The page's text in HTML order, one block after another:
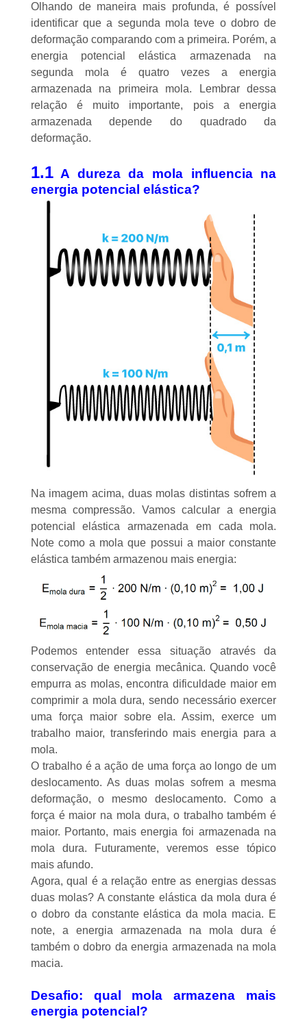
Olhando de maneira mais profunda, é possível
identificar que a segunda mola teve o dobro de
deformação comparando com a primeira. Porém, a
energia potencial elástica armazenada na
segunda mola é quatro vezes a energia
armazenada na primeira mola. Lembrar dessa
relação é muito importante, pois a energia
armazenada depende do quadrado da
deformação.
1.1A dureza da mola influencia na
energia potencial elástica?
Na imagem acima, duas molas distintas sofrem a
mesma compressão. Vamos calcular a energia
potencial elástica armazenada em cada mola.
Note como a mola que possui a maior constante
elástica também armazenou mais energia:
Podemos entender essa situação através da
conservação de energia mecânica. Quando você
empurra as molas, encontra dificuldade maior em
comprimir a mola dura, sendo necessário exercer
uma força maior sobre ela. Assim, exerce um
trabalho maior, transferindo mais energia para a
mola.
O trabalho é a ação de uma força ao longo de um
deslocamento. As duas molas sofrem a mesma
deformação, o mesmo deslocamento. Como a
força é maior na mola dura, o trabalho também é
maior. Portanto, mais energia foi armazenada na
mola dura. Futuramente, veremos esse tópico
mais afundo.
Agora, qual é a relação entre as energias dessas
duas molas? A constante elástica da mola dura é
o dobro da constante elástica da mola macia. E
note, a energia armazenada na mola dura é
também o dobro da energia armazenada na mola
macia.
Desafio: qual mola armazena mais
energia potencial?